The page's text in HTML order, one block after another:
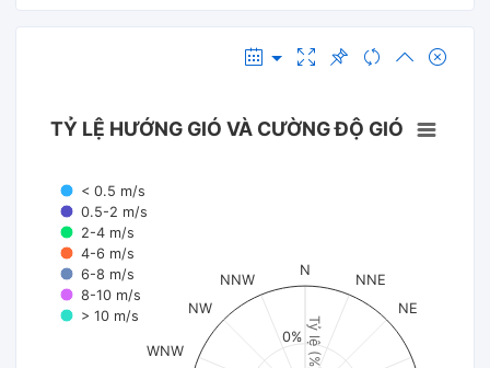
Tỷ lệ (%)
TỶ LỆ HƯỚNG GIÓ VÀ CƯỜNG ĐỘ GIÓ
< 0.5 m/s
0.5-2 m/s
2-4 m/s
4-6 m/s
6-8 m/s
8-10 m/s
> 10 m/s
N
NNE
NE
WNW
NW
NNW
0%